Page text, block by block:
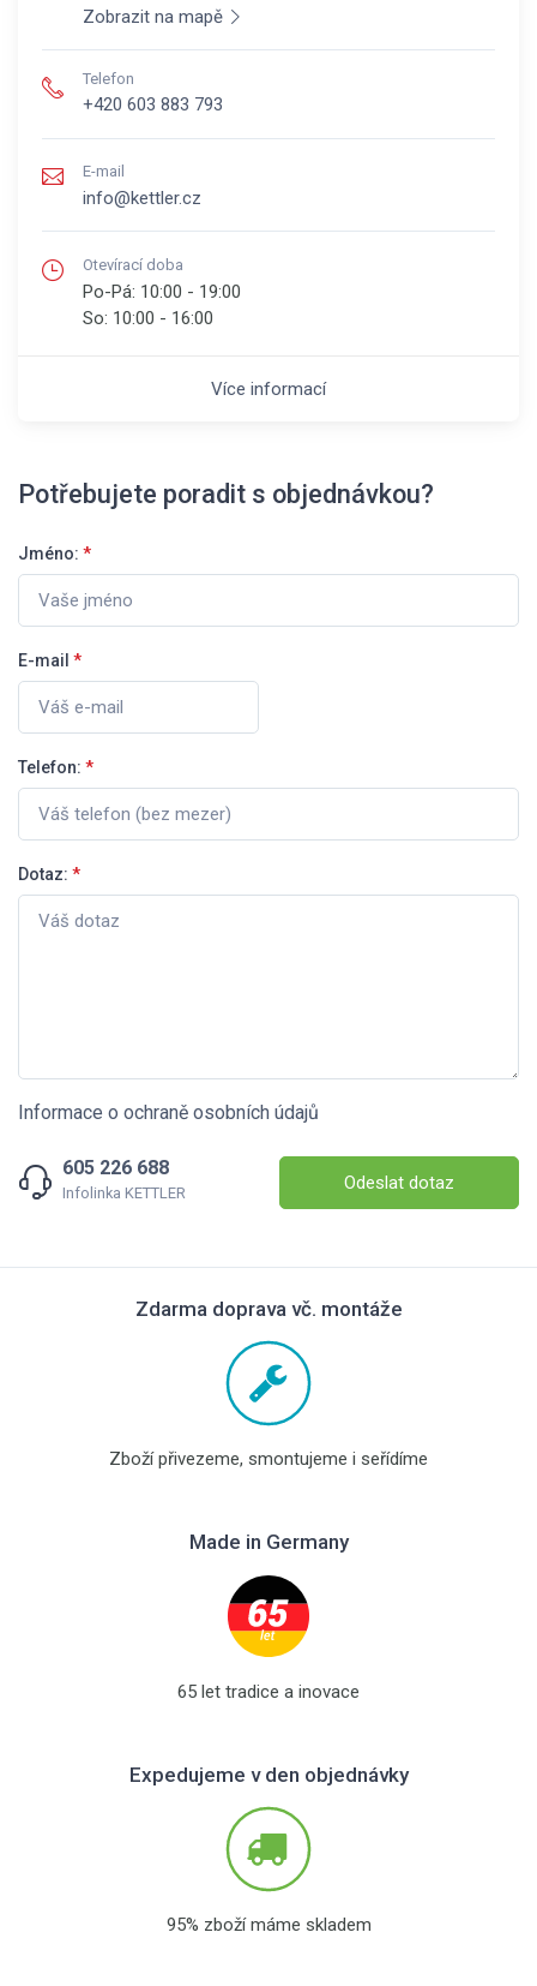
Zobrazit na mapě
Telefon
+420 603 883 793
E-mail
info@kettler.cz
Otevírací doba
Po-Pá: 10:00 - 19:00
So: 10:00 - 16:00
Více informací
Potřebujete poradit s objednávkou?
Jméno: *
E-mail *
Telefon: *
Dotaz: *
Informace o ochraně osobních údajů
605 226 688
Infolinka KETTLER Odeslat dotaz
Zdarma doprava vč. montáže
Zboží přivezeme, smontujeme i seřídíme
Made in Germany
65 let tradice a inovace
Expedujeme v den objednávky
95% zboží máme skladem